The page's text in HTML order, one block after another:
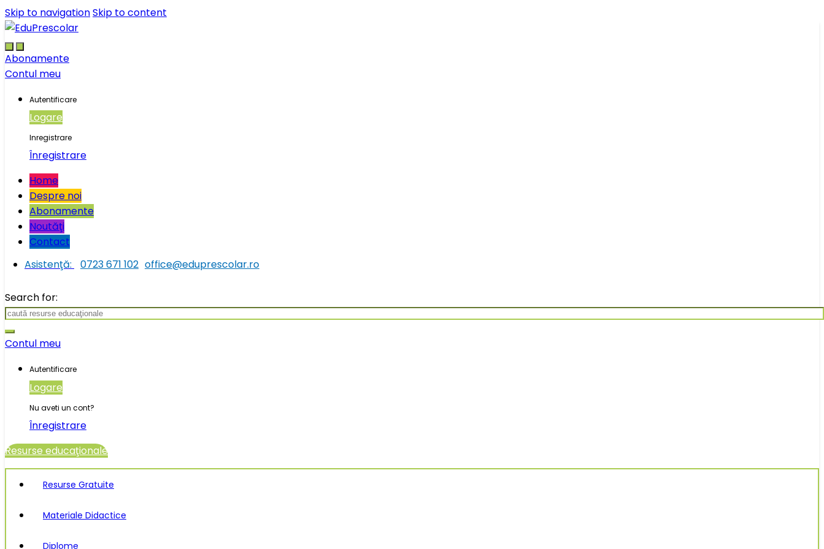
Skip to navigationSkip to content
Abonamente
Contul meu
Autentificare
Logare
Inregistrare
Înregistrare
Home
Despre noi
Abonamente
Noutăţi
Contact
Asistenţă:
0723 671 102 office@eduprescolar.ro
Search for:
Contul meu
Autentificare
Logare
Nu aveti un cont?
Înregistrare
Resurse educaţionale
Resurse Gratuite
Materiale Didactice
Diplome